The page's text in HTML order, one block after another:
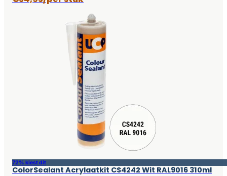
72% kiest dit
ColorSealant Acrylaatkit CS4242 Wit RAL9016 310ml